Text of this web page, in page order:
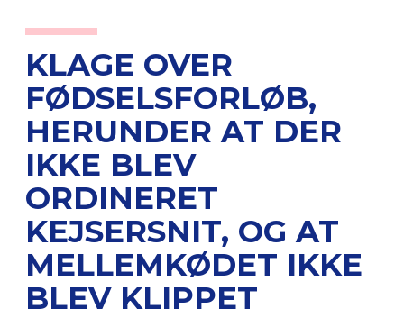
KLAGE OVER
FØDSELSFORLØB,
HERUNDER AT DER
IKKE BLEV
ORDINERET
KEJSERSNIT, OG AT
MELLEMKØDET IKKE
BLEV KLIPPET